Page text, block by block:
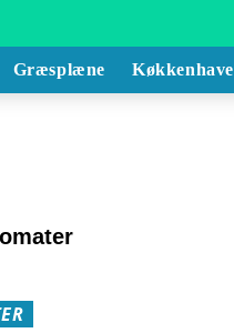
Græsplæne Køkkenhave